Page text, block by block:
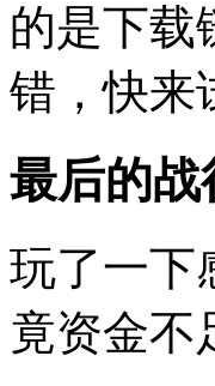
的是下载
错，快来
最后的战
玩了一下
竟资金不